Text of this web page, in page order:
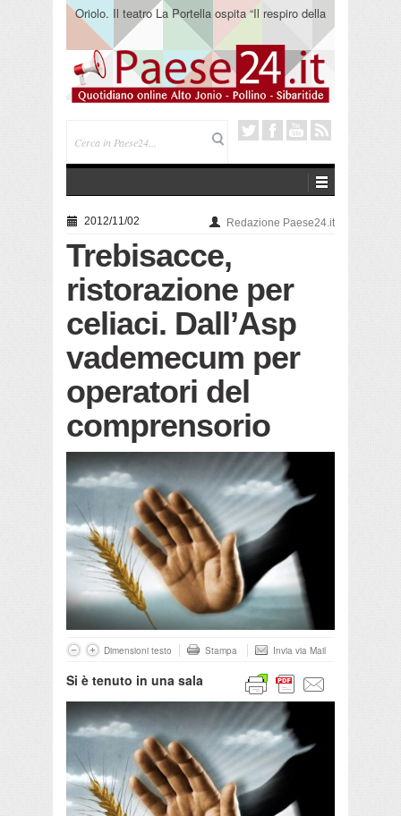
Oriolo. Il teatro La Portella ospita “Il respiro della
terra” del collettivo 365
2012/11/02 Redazione Paese24.it
Trebisacce,
ristorazione per
celiaci. Dall’Asp
vademecum per
operatori del
comprensorio
Dimensioni testo Stampa Invia via Mail
Si è tenuto in una sala